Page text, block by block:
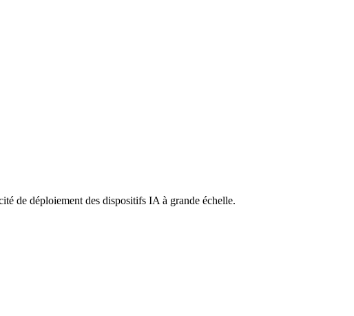
de déploiement des dispositifs IA à grande échelle.